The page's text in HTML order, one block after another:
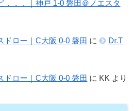
．．．｜神戸 1-0 磐田＠ノエスタ
ドロー｜C大阪 0-0 磐田 に
Dr.T
ドロー｜C大阪 0-0 磐田 に KK より